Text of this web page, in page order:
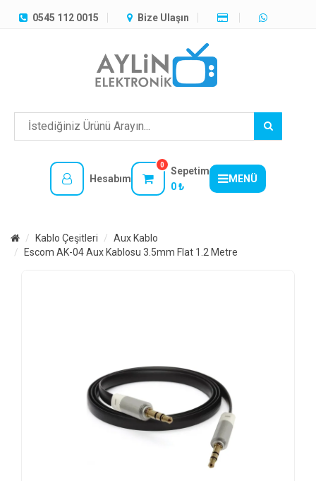
0545 112 0015 Bize Ulaşın
Hesabım
0
Sepetim
0 ₺
MENÜ
TÜM
Kablo Çeşitleri
Aux Kablo
Escom AK-04 Aux Kablosu 3.5mm Flat 1.2 Metre